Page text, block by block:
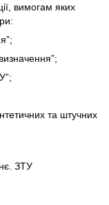
вимогам яких
та штучних
ЗТУ